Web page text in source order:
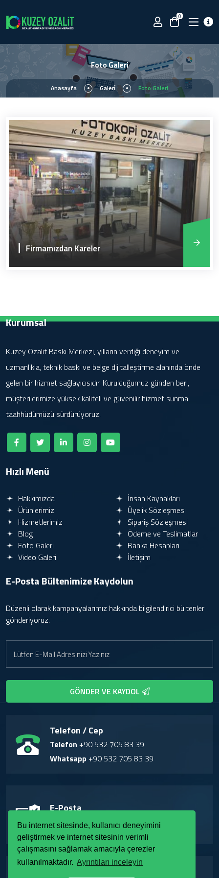
Bu internet sitesinde, kullanıcı deneyimini
geliştirmek ve internet sitesinin verimli
çalışmasını sağlamak amacıyla çerezler
kullanılmaktadır. Ayrıntıları inceleyin
0
Foto Galeri
Anasayfa Galeri̇ Foto Galeri
Firmamızdan Kareler
Kurumsal
Kuzey Ozalit Baskı Merkezi, yılların verdiği deneyim ve
uzmanlıkla, teknik baskı ve belge dijitalleştirme alanında önde
gelen bir hizmet sağlayıcısıdır. Kurulduğumuz günden beri,
müşterilerimize yüksek kaliteli ve güvenilir hizmet sunma
taahhüdümüzü sürdürüyoruz.
Hızlı Menü
Hakkımızda
Ürünlerimiz
Hizmetlerimiz
Blog
Foto Galeri
Video Galeri
İnsan Kaynakları
Üyelik Sözleşmesi
Sipariş Sözleşmesi
Ödeme ve Teslimatlar
Banka Hesapları
İletişim
E-Posta BültenimizeKaydolun
Düzenli olarak kampanyalarımız hakkında bilgilendirici bültenler
gönderiyoruz.
GÖNDER VE KAYDOL
Telefon / Cep
Telefon +90 532 705 83 39
Whatsapp +90 532 705 83 39
E-Posta
info@kuzeyozalit.com